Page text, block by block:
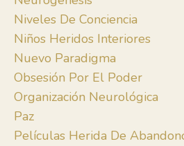
Niveles De Conciencia
Niños Heridos Interiores
Nuevo Paradigma
Obsesión Por El Poder
Organización Neurológica
Paz
Películas Herida De